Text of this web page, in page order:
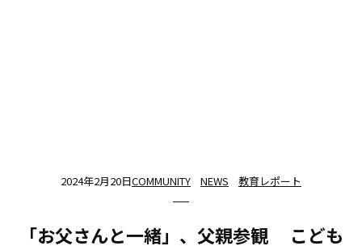
2024年2月20日COMMUNITY NEWS 教育レポート
「お父さんと一緒」、父親参観 こども